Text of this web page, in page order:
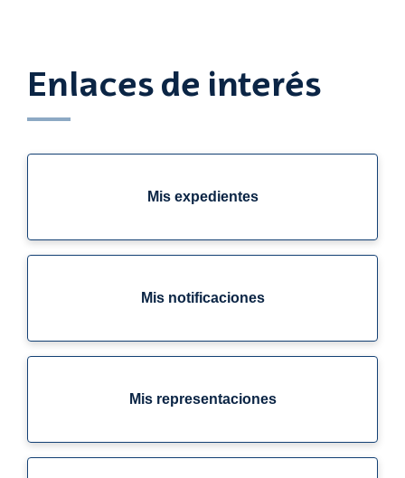
Enlaces de interés
Mis expedientes
Mis notificaciones
Mis representaciones